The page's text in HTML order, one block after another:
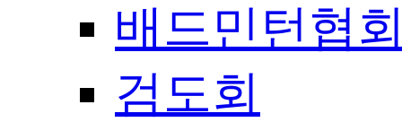
배드민턴협
검도회